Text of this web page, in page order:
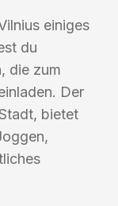
einiges
du
die zum
Der
bietet